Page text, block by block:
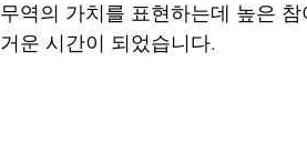
무역의 가치를 표현하는데 높은
거운 시간이 되었습니다.